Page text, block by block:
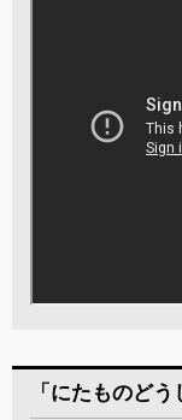
「にたものど